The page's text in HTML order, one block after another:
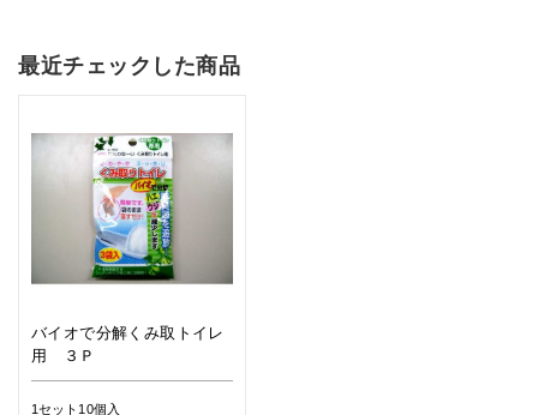
最近チェックした商品
バイオで分解くみ取トイレ
用 ３Ｐ
1セット10個入